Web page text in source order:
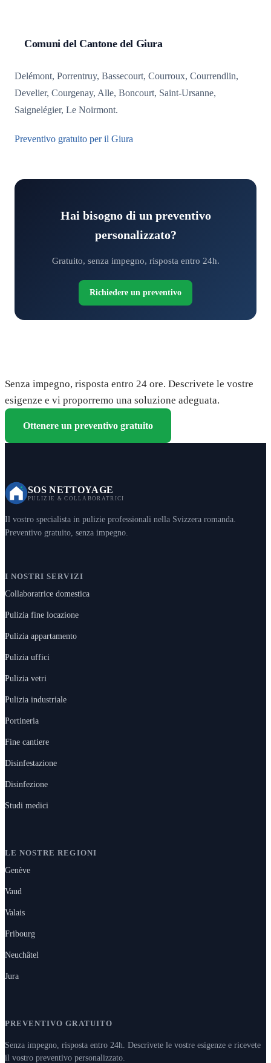
Comuni del Cantone del Giura
Delémont, Porrentruy, Bassecourt, Courroux, Courrendlin,
Develier, Courgenay, Alle, Boncourt, Saint-Ursanne,
Saignelégier, Le Noirmont.
Preventivo gratuito per il Giura
Hai bisogno di un preventivo
personalizzato?
Gratuito, senza impegno, risposta entro 24h.
Richiedere un preventivo
Senza impegno, risposta entro 24 ore. Descrivete le vostre
esigenze e vi proporremo una soluzione adeguata.
Ottenere un preventivo gratuito
SOS NETTOYAGE
PULIZIE & COLLABORATRICI
Il vostro specialista in pulizie professionali nella Svizzera romanda.
Preventivo gratuito, senza impegno.
I NOSTRI SERVIZI
Collaboratrice domestica
Pulizia fine locazione
Pulizia appartamento
Pulizia uffici
Pulizia vetri
Pulizia industriale
Portineria
Fine cantiere
Disinfestazione
Disinfezione
Studi medici
LE NOSTRE REGIONI
Genève
Vaud
Valais
Fribourg
Neuchâtel
Jura
PREVENTIVO GRATUITO
Senza impegno, risposta entro 24h. Descrivete le vostre esigenze e ricevete
il vostro preventivo personalizzato.